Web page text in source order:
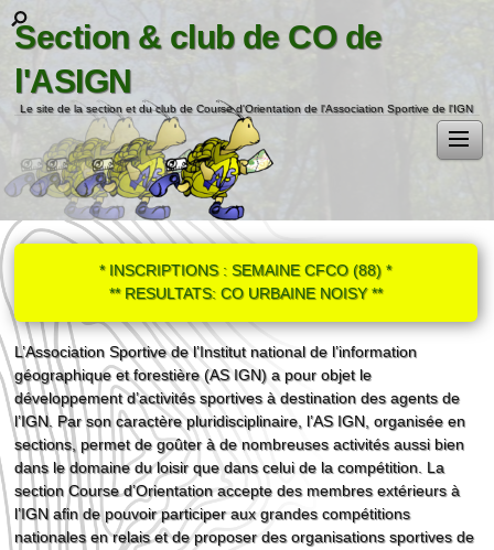
Section & club de CO de
l'ASIGN
Le site de la section et du club de Course d'Orientation de l'Association Sportive de l'IGN
* INSCRIPTIONS : SEMAINE CFCO (88) *
** RESULTATS: CO URBAINE NOISY **
L’Association Sportive de l’Institut national de l’information
géographique et forestière (AS IGN) a pour objet le
développement d’activités sportives à destination des agents de
l’IGN. Par son caractère pluridisciplinaire, l’AS IGN, organisée en
sections, permet de goûter à de nombreuses activités aussi bien
dans le domaine du loisir que dans celui de la compétition. La
section Course d’Orientation accepte des membres extérieurs à
l’IGN afin de pouvoir participer aux grandes compétitions
nationales en relais et de proposer des organisations sportives de